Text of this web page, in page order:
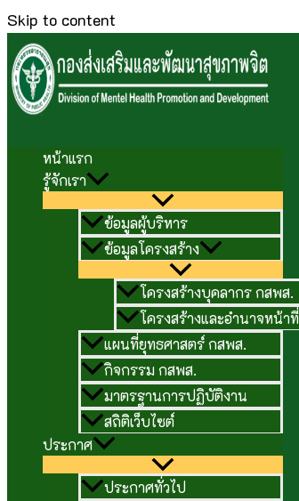
Skip to content
หน้าแรก
รู้จักเรา
ข้อมูลผู้บริหาร
ข้อมูลโครงสร้าง
โครงสร้างบุคลากร กสพส.
โครงสร้างและอำนาจหน้าที่
แผนที่ยุทธศาสตร์ กสพส.
กิจกรรม กสพส.
มาตรฐานการปฏิบัติงาน
สถิติเว็บไซต์
ประกาศ
ประกาศทั่วไป